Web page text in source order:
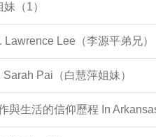
（1）
Lee（李源平弟兄）
Pai（白慧萍姐妹）
生活的信仰歷程 In